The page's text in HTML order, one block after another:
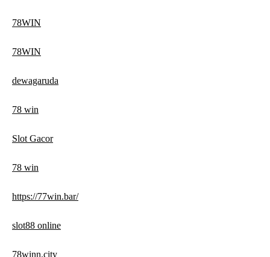
78WIN
78WIN
dewagaruda
78 win
Slot Gacor
78 win
https://77win.bar/
slot88 online
78winn.city